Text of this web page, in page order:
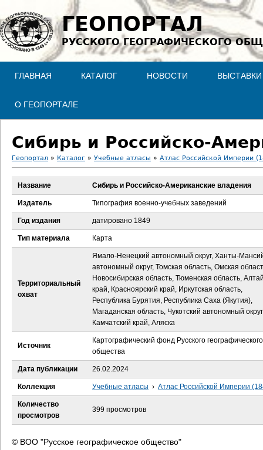
Jump to navigation
ГЕОПОРТАЛ
РУССКОГО ГЕОГРАФИЧЕСКОГО
ГЛАВНАЯ КАТАЛОГ НОВОСТИ ВЫСТАВКИ
О ГЕОПОРТАЛЕ
Сибирь и Российско-
В
ы
д
с
Геопортал » Каталог » Учебные атласы » Атлас Российской Империи
Название Сибирь и Российско-Американские владения
Издатель Типография военно-учебных заведений
Год издания датировано 1849
Тип материала Карта
Территориальный
охват
Ямало-Ненецкий автономный округ, Ханты-
автономный округ, Томская область, Омская
Новосибирская область, Тюменская область,
край, Красноярский край, Иркутская область,
Республика Бурятия, Республика Саха (Якутия),
Магаданская область, Чукотский автономный
Камчатский край, Аляска
Источник
Картографический фонд Русского географического
общества
Дата публикации 26.02.2024
Коллекция Учебные атласы › Атлас Российской Империи
Количество
просмотров
399 просмотров
© ВОО "Русское географическое общество"